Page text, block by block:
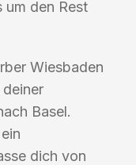
um den Rest
Wiesbaden
Basel.
dich von